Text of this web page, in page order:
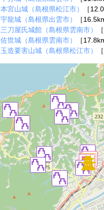
本宮山城（島根県松江市）
［
宇龍城（島根県出雲市）
［
三刀屋氏城館（島根県雲南市）
佐世城（島根県雲南市）
［
玉造要害山城（島根県松江市）